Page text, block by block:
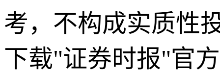
考，不构成实质性
下载"证券时报"官